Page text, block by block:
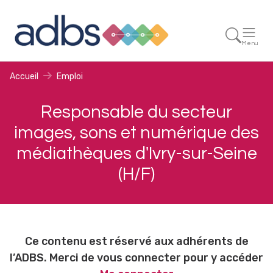
Menu
Accueil Emploi
Responsable du secteur
images, sons et numérique des
médiathèques d'Ivry-sur-Seine
(H/F)
Ce contenu est réservé aux adhérents de
l’ADBS. Merci de vous connecter pour y accéder